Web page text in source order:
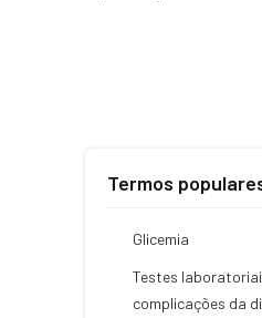
Termos
Glicemia
Testes
complicações da